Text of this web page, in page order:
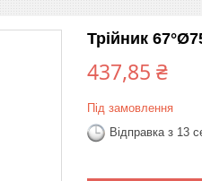
Трійник
437,85 ₴
Під замовлення
Відправка з 13